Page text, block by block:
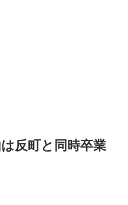
反町と同時卒業